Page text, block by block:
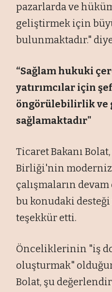
pazarlarda ve
geliştirmek için
bulunmaktadır."
“Sağlam hukuki
yatırımcılar için
öngörülebilirlik ve
sağlamaktadır"
Ticaret Bakanı
Birliği'nin
çalışmaların
bu konudaki
teşekkür etti.
Önceliklerinin "iş
oluşturmak"
Bolat, şu